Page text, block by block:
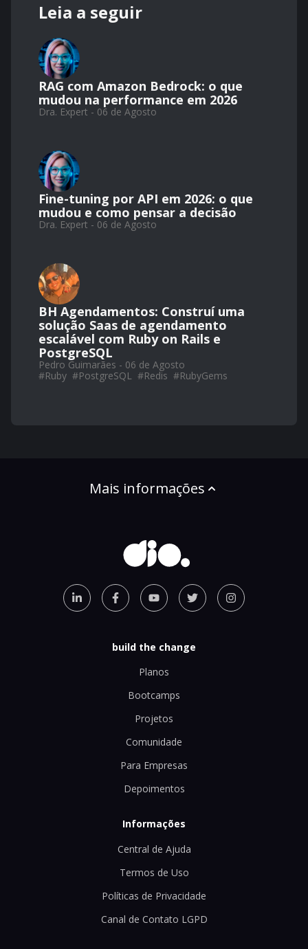
Leia a seguir
RAG com Amazon Bedrock: o que
mudou na performance em 2026
Dra. Expert - 06 de Agosto
Fine-tuning por API em 2026: o que
mudou e como pensar a decisão
Dra. Expert - 06 de Agosto
BH Agendamentos: Construí uma
solução Saas de agendamento
escalável com Ruby on Rails e
PostgreSQL
Pedro Guimarães - 06 de Agosto
#Ruby #PostgreSQL #Redis #RubyGems
Mais informações
build the change
Planos
Bootcamps
Projetos
Comunidade
Para Empresas
Depoimentos
Informações
Central de Ajuda
Termos de Uso
Políticas de Privacidade
Canal de Contato LGPD